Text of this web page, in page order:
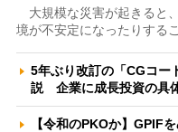
大規模な災害が起きると
境が不安定になったりする
5年ぶり改訂の「CGコー
説 企業に成長投資の具
【令和のPKOか】GPIF